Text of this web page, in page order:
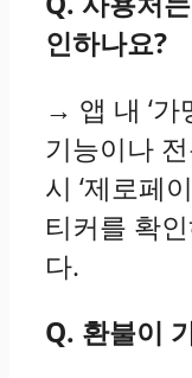
인하나요?
→ 앱 내 ‘가
기능이나
시 ‘제로페
티커를 확
다.
Q. 환불이